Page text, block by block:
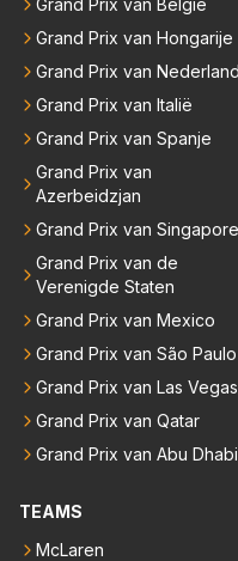
Grand Prix van Hongarije
Grand Prix van Nederland
Grand Prix van Italië
Grand Prix van Spanje
Grand Prix van
Azerbeidzjan
Grand Prix van Singapore
Grand Prix van de
Verenigde Staten
Grand Prix van Mexico
Grand Prix van São Paulo
Grand Prix van Las Vegas
Grand Prix van Qatar
Grand Prix van Abu Dhabi
TEAMS
McLaren